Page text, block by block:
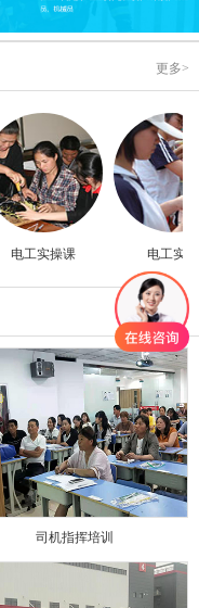
更多>
电工实操课 电工实操
更多>
司机指挥培训